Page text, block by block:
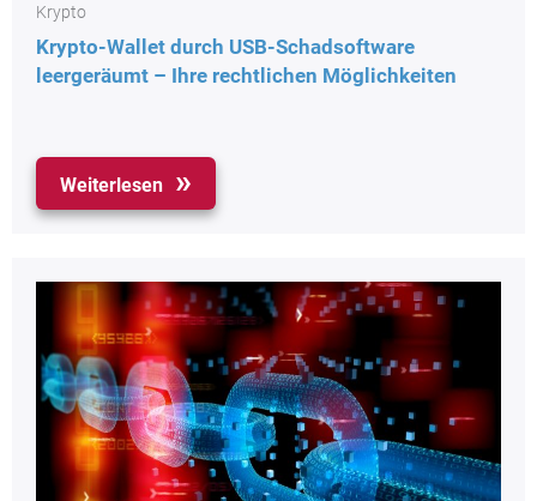
Krypto
Krypto-Wallet durch USB-Schadsoftware
leergeräumt – Ihre rechtlichen Möglichkeiten
Weiterlesen